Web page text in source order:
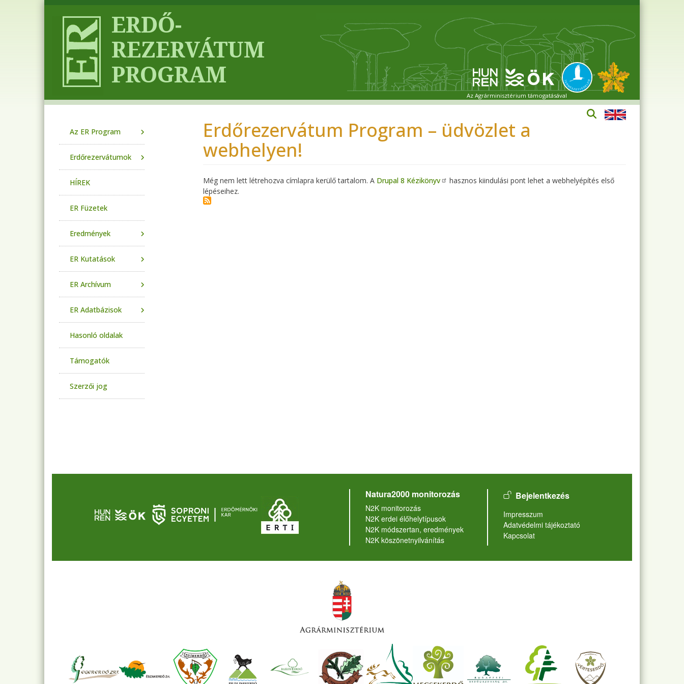
Az Agrárminisztérium támogatásával
Erdőrezervátum Program – üdvözlet a
webhelyen!
Még nem lett létrehozva címlapra kerülő tartalom. A Drupal 8 Kézikönyv
hasznos kiindulási pont lehet a webhelyépítés első
lépéseihez.
Az ER Program
Erdőrezervátumok
HÍREK
ER Füzetek
Eredmények
ER Kutatások
ER Archívum
ER Adatbázisok
Hasonló oldalak
Támogatók
Szerzői jog
Natura2000 monitorozás
N2K monitorozás
N2K erdei élőhelytípusok
N2K módszertan, eredmények
N2K köszönetnyilvánítás
User account menu
Bejelentkezés
Lábléc
Impresszum
Adatvédelmi tájékoztató
Kapcsolat